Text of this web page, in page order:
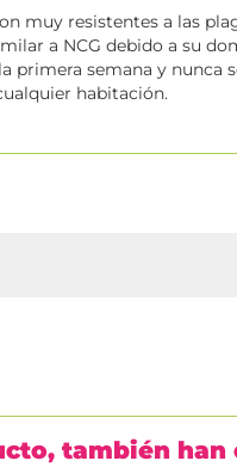
muy resistentes a las
a NCG debido a su
primera semana y nunca
habitación.
también han